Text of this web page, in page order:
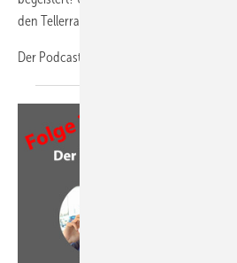
den Tellerrand zu wagen?
Der Podcast Drivers’Seat, der die